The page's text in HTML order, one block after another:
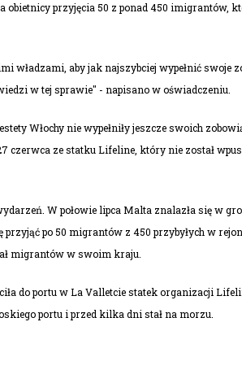
obietnicy przyjęcia 50 z ponad 450 imigrantów,
władzami, aby jak najszybciej wypełnić swoje
w tej sprawie" - napisano w oświadczeniu.
Włochy nie wypełniły jeszcze swoich
czerwca ze statku Lifeline, który nie został
W połowie lipca Malta znalazła się w
po 50 migrantów z 450 przybyłych w
migrantów w swoim kraju.
do portu w La Valletcie statek organizacji
portu i przed kilka dni stał na morzu.